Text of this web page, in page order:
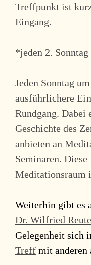
Treffpunkt ist
Eingang.
*jeden 2.
Jeden Sonntag
ausführlichere
Rundgang. Dabei
Geschichte des
anbieten an
Seminaren.
Meditationsraum
Weiterhin gibt es
Dr. Wilfried
Gelegenheit sich
Treff mit anderen